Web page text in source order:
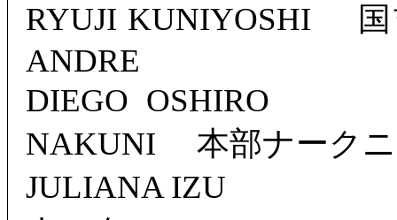
RYUJI KUNIYOSHI
ANDRE
DIEGO OSHIRO
NAKUNI 本部ナークニ
JULIANA IZU 伊